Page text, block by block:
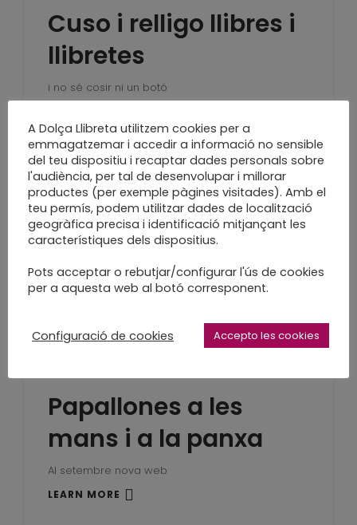
Cuso i relligo llibres i
llibretes
i no sé cosir ni un botó
Si t’agraden les
llibrets amb espiral
també poden ser personalitzades
Papallones a les
mans i a la panxa
Al setembre nova web
LEARN MORE
A Dolça Llibreta utilitzem cookies per a
emmagatzemar i accedir a informació no sensible
del teu dispositiu i recaptar dades personals sobre
l'audiència, per tal de desenvolupar i millorar
productes (per exemple pàgines visitades). Amb el
teu permís, podem utilitzar dades de localització
geogràfica precisa i identificació mitjançant les
característiques dels dispositius.
Pots acceptar o rebutjar/configurar l'ús de cookies
per a aquesta web al botó corresponent.
Configuració de cookies Accepto les cookies